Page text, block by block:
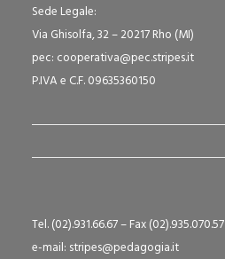
Sede Legale:
Via Ghisolfa, 32 – 20217 Rho (MI)
pec: cooperativa@pec.stripes.it
P.IVA e C.F. 09635360150
Tel. (02).931.66.67 – Fax (02).935.070.57
e-mail: stripes@pedagogia.it